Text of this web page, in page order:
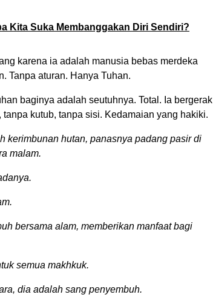
Kita Suka Membanggakan Diri Sendiri?
karena ia adalah manusia bebas merdeka
Tanpa aturan. Hanya Tuhan.
baginya adalah seutuhnya. Total. Ia bergerak
tanpa kutub, tanpa sisi. Kedamaian yang hakiki.
kerimbunan hutan, panasnya padang pasir di
malam.
bersama alam, memberikan manfaat bagi
semua makhkuk.
dia adalah sang penyembuh.